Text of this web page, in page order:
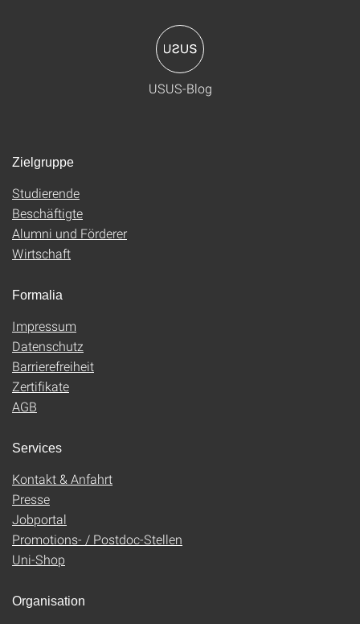
USUS-Blog
Zielgruppe
Studierende
Beschäftigte
Alumni und Förderer
Wirtschaft
Formalia
Impressum
Datenschutz
Barrierefreiheit
Zertifikate
AGB
Services
Kontakt & Anfahrt
Presse
Jobportal
Promotions- / Postdoc-Stellen
Uni-Shop
Organisation